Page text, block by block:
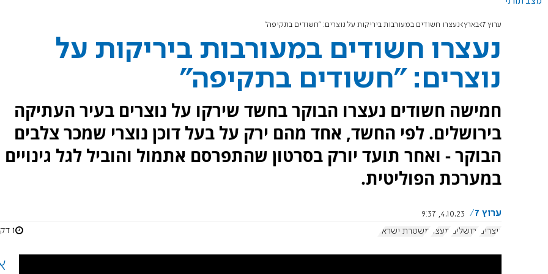
ערוץ 7 בארץ נעצרו חשודים במעורבות ביריקות על נוצרים: "חשודים בתקיפה"
נעצרו חשודים במעורבות ביריקות על
נוצרים: "חשודים בתקיפה"
חמישה חשודים נעצרו הבוקר בחשד שירקו על נוצרים בעיר העתיקה
בירושלים. לפי החשד, אחד מהם ירק על בעל דוכן נוצרי שמכר צלבים
הבוקר - ואחר תועד יורק בסרטון שהתפרסם אתמול והוביל לגל גינויים
במערכת הפוליטית.
ערוץ 7
4.10.23, 9:37
נוצרים
ירושלים מעצר משטרת ישראל 1 דקות